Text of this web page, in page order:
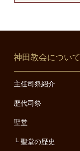
神田教会について
主任司祭紹介
歴代司祭
聖堂
聖堂の歴史